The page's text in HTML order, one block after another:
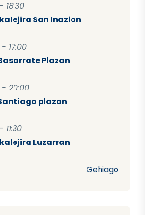
18:30
San Inazion
17:00
Plazan
- 20:00
plazan
11:30
Luzarran
Gehiago